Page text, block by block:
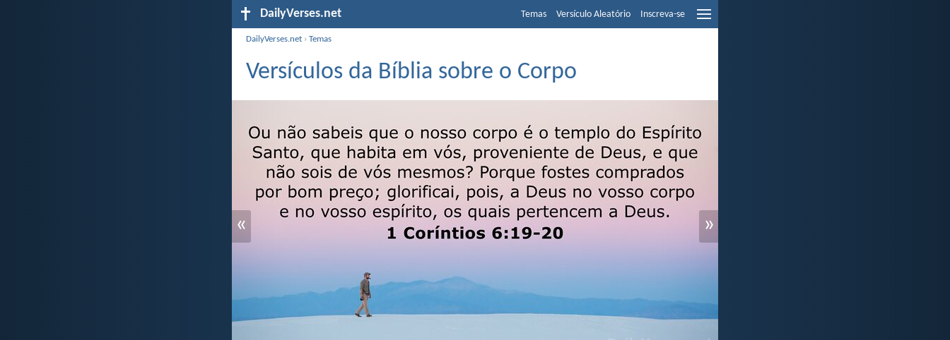
DailyVerses.net Temas Versículo Aleatório Inscreva-se
DailyVerses.net ›Temas
Versículos da Bíblia sobre o Corpo
« »